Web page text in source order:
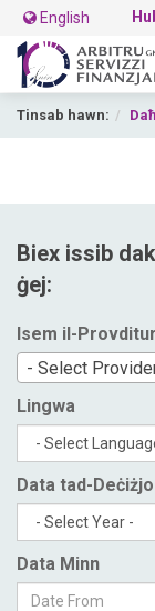
English
Tinsab hawn:
Biex issib
ġej:
Isem il-
- Select
Lingwa
Data tad-
Data Minn